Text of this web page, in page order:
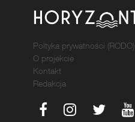
Poltyka prywatności (RODO)
O projekcie
Kontakt
Redakcja